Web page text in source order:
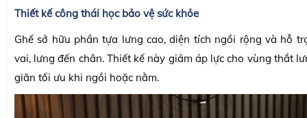
Thiết kế công thái học bảo vệ sức khỏe
Ghế sở hữu phần tựa lưng cao, diện tích ngồi rộng và hỗ
vai, lưng đến chân. Thiết kế này giảm áp lực cho vùng thắt
giãn tối ưu khi ngồi hoặc nằm.